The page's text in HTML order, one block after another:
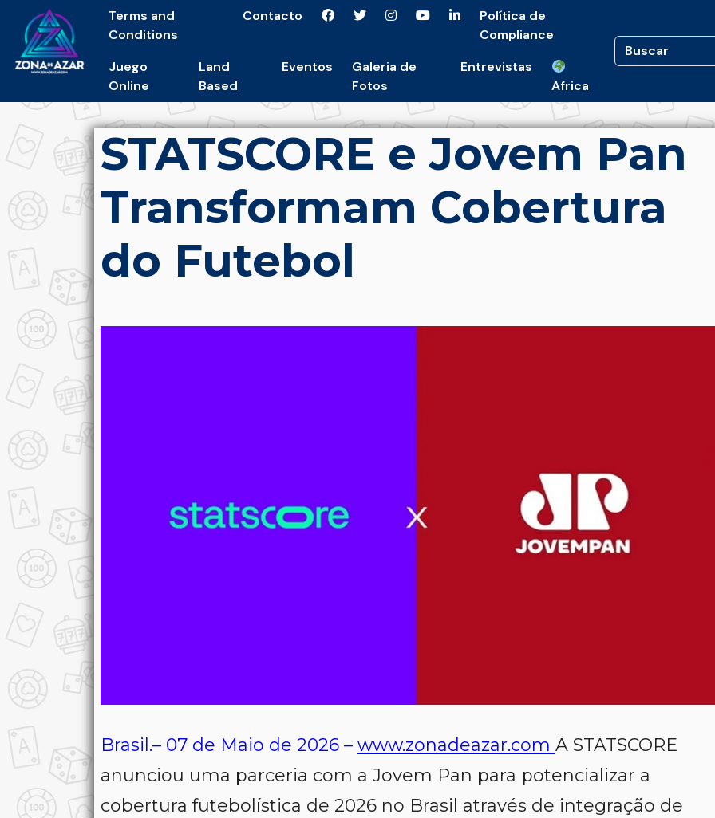
Terms and
Conditions
Contacto
Política de
Compliance
Juego
Online
Land
Based
Eventos
Galeria de
Fotos
Entrevistas
Africa
STATSCORE e Jovem Pan
Transformam Cobertura
do Futebol
Brasil.– 07 de Maio de 2026 – www.zonadeazar.com A STATSCORE
anunciou uma parceria com a Jovem Pan para potencializar a
cobertura futebolística de 2026 no Brasil através de integração de